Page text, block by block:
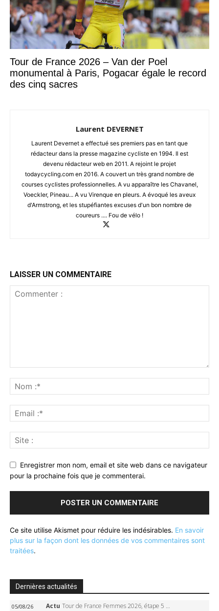
Tour de France 2026 – Van der Poel
monumental à Paris, Pogacar égale le record
des cinq sacres
Laurent DEVERNET
Laurent Devernet a effectué ses premiers pas en tant que
rédacteur dans la presse magazine cycliste en 1994. Il est
devenu rédacteur web en 2011. A rejoint le projet
todaycycling.com en 2016. A couvert un très grand nombre de
courses cyclistes professionnelles. A vu apparaître les Chavanel,
Voeckler, Pineau... A vu Virenque en pleurs. A évoqué les aveux
d'Armstrong, et les stupéfiantes excuses d'un bon nombre de
coureurs .... Fou de vélo !
LAISSER UN COMMENTAIRE
Enregistrer mon nom, email et site web dans ce navigateur
pour la prochaine fois que je commenterai.
Ce site utilise Akismet pour réduire les indésirables. En savoir
plus sur la façon dont les données de vos commentaires sont
traitées.
Dernières actualités
05/08/26 Actu Tour de France Femmes 2026, étape 5 – Demi Vollering gagne à Belleville, Reusser en jaune, Ferrand-Prévot coule